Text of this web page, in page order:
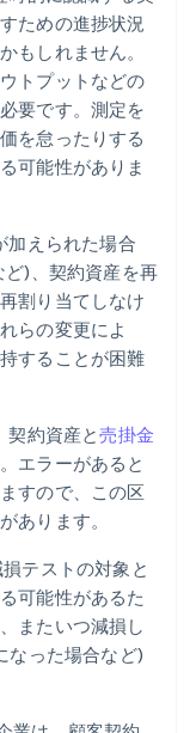
ための進捗状況
もしれません。
トプットなどの
要です。測定を
を怠ったりする
可能性がありま
加えられた場合
)、契約資産を再
割り当てしなけ
らの変更によ
することが困難
契約資産と売掛金
エラーがあると
すので、この区
あります。
テストの対象と
可能性があるた
またいつ減損し
なった場合など)